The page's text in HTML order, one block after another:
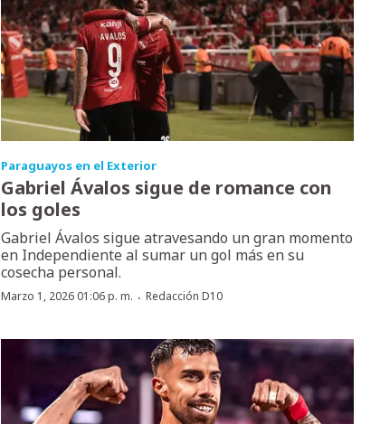
Paraguayos en el Exterior
Gabriel Ávalos sigue de romance con
los goles
Gabriel Ávalos sigue atravesando un gran momento
en Independiente al sumar un gol más en su
cosecha personal.
Marzo 1, 2026 01:06 p. m. ·Redacción D10